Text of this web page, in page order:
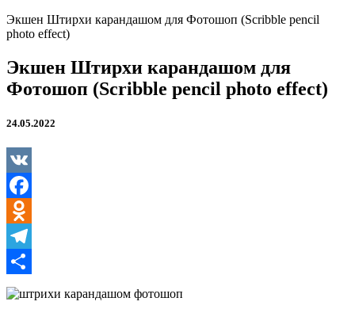
Экшен Штирхи карандашом для Фотошоп (Scribble pencil
photo effect)
Экшен Штирхи карандашом для
Фотошоп (Scribble pencil photo effect)
24.05.2022
VK
Facebook
Odnoklassniki
Telegram
Отправить